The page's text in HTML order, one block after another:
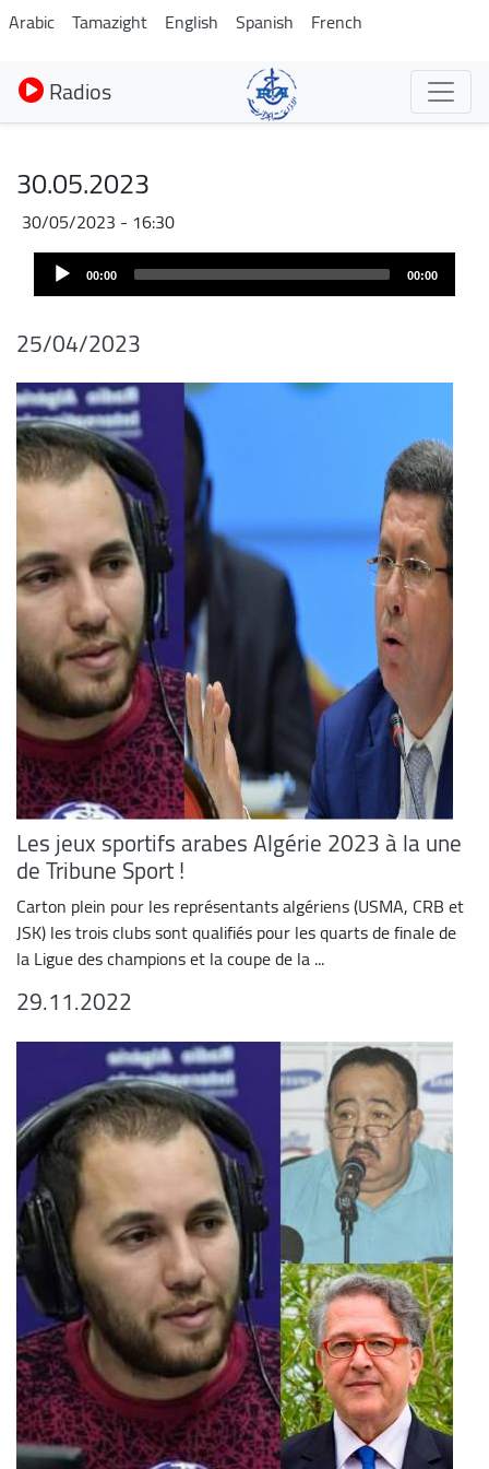
Aller
au
contenu
principal
Arabic Tamazight English Spanish French
Radios
30.05.2023
30/05/2023 - 16:30
Audio
Player 00:00 00:00
25/04/2023
Les jeux sportifs arabes Algérie 2023 à la une
de Tribune Sport !
Carton plein pour les représentants algériens (USMA, CRB et
JSK) les trois clubs sont qualifiés pour les quarts de finale de
la Ligue des champions et la coupe de la ...
29.11.2022